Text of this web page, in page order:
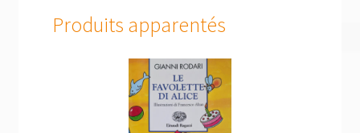
Produits apparentés